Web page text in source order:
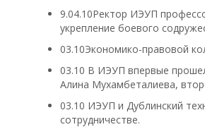
9.04.10Ректор ИЭУП
укрепление боевого
03.10Экономико-правовой
03.10 В ИЭУП впервые
Алина Мухамбеталиева,
03.10 ИЭУП и Дублинский
сотрудничестве.